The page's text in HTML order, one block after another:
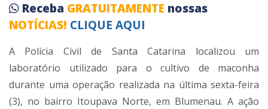
Receba GRATUITAMENTE nossas
NOTÍCIAS! CLIQUE AQUI
A Polícia Civil de Santa Catarina localizou um
laboratório utilizado para o cultivo de maconha
durante uma operação realizada na última sexta-feira
(3), no bairro Itoupava Norte, em Blumenau. A ação